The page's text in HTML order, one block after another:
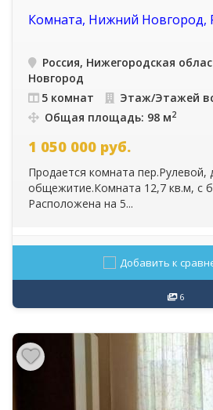
Комната, Нижний Новгород,
Россия, Нижегородская
Новгород
5 комнат
Этаж/Этажей
Общая площадь: 98 м2
1 050 000 руб.
Продается комната пер.Рулевой,
общежитие.Комната 12,7 кв.м, с
Расположена на 5...
Добавить к
6